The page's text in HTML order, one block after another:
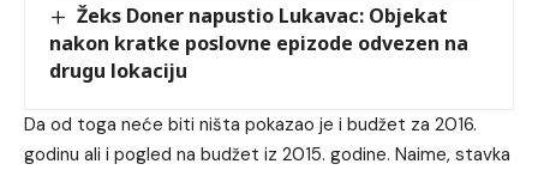
Žeks Doner napustio Lukavac: Objekat
nakon kratke poslovne epizode odvezen na
drugu lokaciju
Da od toga neće biti ništa pokazao je i budžet za 2016.
godinu ali i pogled na budžet iz 2015. godine. Naime, stavka